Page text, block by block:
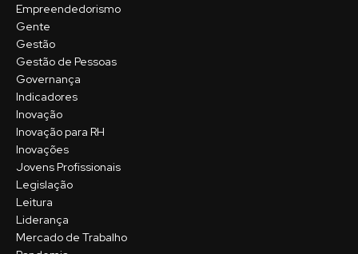
Empreendedorismo
Gente
Gestão
Gestão de Pessoas
Governança
Indicadores
Inovação
Inovação para RH
Inovações
Jovens Profissionais
Legislação
Leitura
Liderança
Mercado de Trabalho